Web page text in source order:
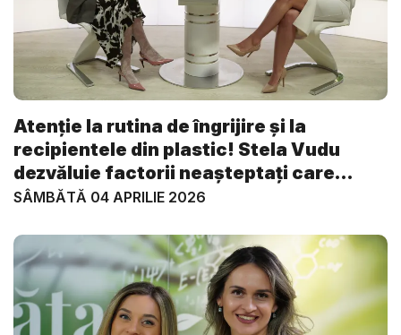
Atenție la rutina de îngrijire și la
recipientele din plastic! Stela Vudu
dezvăluie factorii neașteptați care
grăb...
SÂMBĂTĂ 04 APRILIE 2026